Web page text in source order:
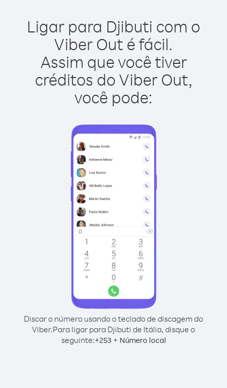
Ligar para Djibuti com o
Viber Out é fácil.
Assim que você tiver
créditos do Viber Out,
você pode:
Discar o número usando o teclado de discagem do
Viber.Para ligar para Djibuti de Itália, disque o
seguinte:+253+ Número local